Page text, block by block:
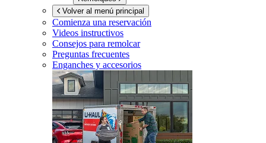
Volver al menú principal
Comienza una reservación
Videos instructivos
Consejos para remolcar
Preguntas frecuentes
Enganches y accesorios